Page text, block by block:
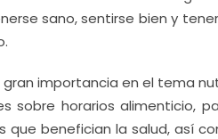
sano, sentirse bien y
importancia en el tema
sobre horarios alimenticio,
benefician la salud, así